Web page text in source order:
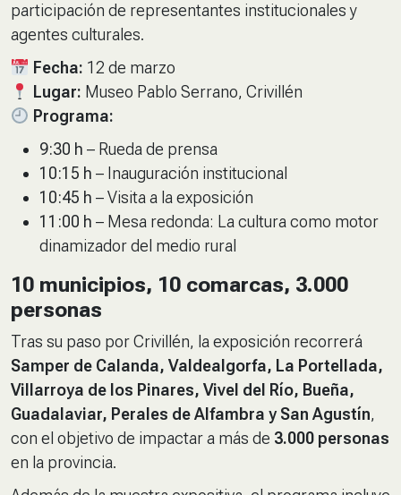
participación de representantes institucionales y
agentes culturales.
Fecha: 12 de marzo
Lugar: Museo Pablo Serrano, Crivillén
Programa:
9:30 h – Rueda de prensa
10:15 h – Inauguración institucional
10:45 h – Visita a la exposición
11:00 h – Mesa redonda: La cultura como motor
dinamizador del medio rural
10 municipios, 10 comarcas, 3.000
personas
Tras su paso por Crivillén, la exposición recorrerá
Samper de Calanda, Valdealgorfa, La Portellada,
Villarroya de los Pinares, Vivel del Río, Bueña,
Guadalaviar, Perales de Alfambra y San Agustín,
con el objetivo de impactar a más de 3.000 personas
en la provincia.